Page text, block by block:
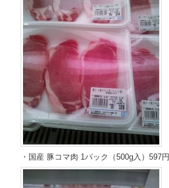
・国産 豚コマ肉 1パック（500g入）597円